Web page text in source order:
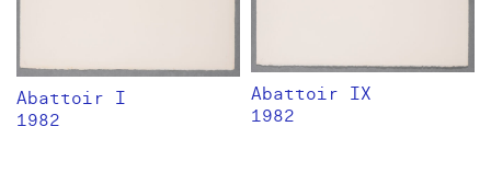
Abattoir I
1982
Abattoir IX
1982